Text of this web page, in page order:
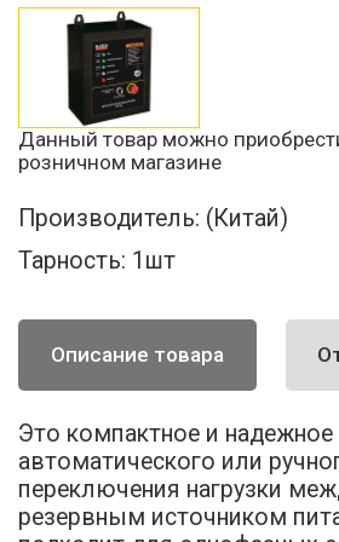
Данный товар можно
розничном магазине
Производитель: (Китай)
Тарность: 1шт
Описание товара
Это компактное и надежное
автоматического или
переключения нагрузки
резервным источником